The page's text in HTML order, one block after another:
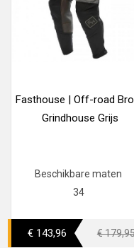
Fasthouse | Off-road
Grindhouse Grijs
Beschikbare maten
34
€ 143,96 €